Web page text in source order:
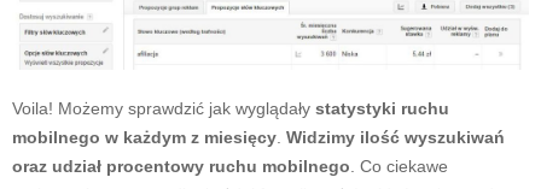
Voila! Możemy sprawdzić jak wyglądały statystyki ruchu
mobilnego w każdym z miesięcy. Widzimy ilość wyszukiwań
oraz udział procentowy ruchu mobilnego. Co ciekawe